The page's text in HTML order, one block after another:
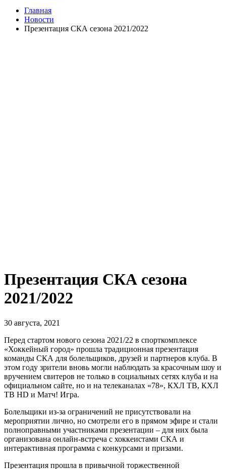
Главная
Новости
Презентация СКА сезона 2021/2022
Презентация СКА сезона
2021/2022
30 августа, 2021
Перед стартом нового сезона 2021/22 в спорткомплексе
«Хоккейный город» прошла традиционная презентация
команды СКА для болельщиков, друзей и партнеров клуба. В
этом году зрители вновь могли наблюдать за красочным шоу и
вручением свитеров не только в социальных сетях клуба и на
официальном сайте, но и на телеканалах «78», КХЛ ТВ, КХЛ
ТВ HD и Матч! Игра.
Болельщики из-за ограничений не присутствовали на
мероприятии лично, но смотрели его в прямом эфире и стали
полноправными участниками презентации – для них была
организована онлайн-встреча с хоккеистами СКА и
интерактивная программа с конкурсами и призами.
Презентация прошла в привычной торжественной